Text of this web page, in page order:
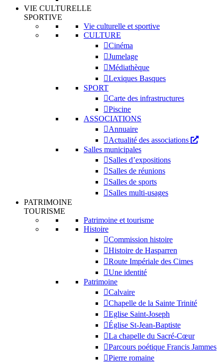
VIE CULTURELLE
SPORTIVE
Vie culturelle et sportive
CULTURE
Cinéma
Jumelage
Médiathèque
Lexiques Basques
SPORT
Carte des infrastructures
Piscine
ASSOCIATIONS
Annuaire
Actualité des associations
Salles municipales
Salles d’expositions
Salles de réunions
Salles de sports
Salles multi-usages
PATRIMOINE
TOURISME
Patrimoine et tourisme
Histoire
Commission histoire
Histoire de Hasparren
Route Impériale des Cimes
Une identité
Patrimoine
Calvaire
Chapelle de la Sainte Trinité
Eglise Saint-Joseph
Église St-Jean-Baptiste
La chapelle du Sacré-Cœur
Parcours poétique Francis Jammes
Pierre romaine